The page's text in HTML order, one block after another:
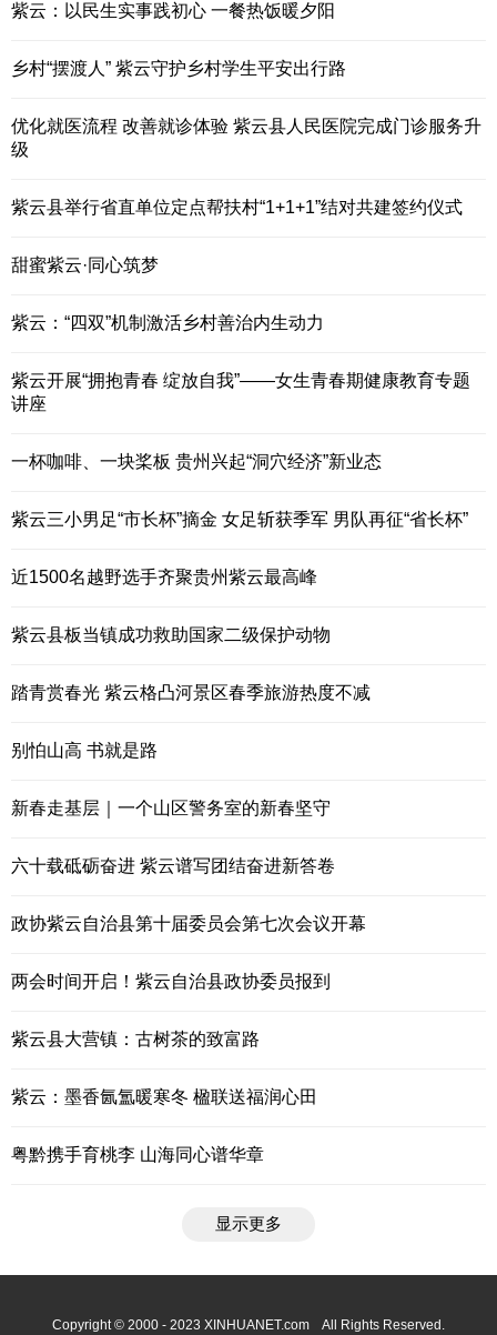
紫云：以民生实事践初心 一餐热饭暖夕阳
乡村“摆渡人” 紫云守护乡村学生平安出行路
优化就医流程 改善就诊体验 紫云县人民医院完成门诊服务升
级
紫云县举行省直单位定点帮扶村“1+1+1”结对共建签约仪式
甜蜜紫云·同心筑梦
紫云：“四双”机制激活乡村善治内生动力
紫云开展“拥抱青春 绽放自我”——女生青春期健康教育专题
讲座
一杯咖啡、一块桨板 贵州兴起“洞穴经济”新业态
紫云三小男足“市长杯”摘金 女足斩获季军 男队再征“省长杯”
近1500名越野选手齐聚贵州紫云最高峰
紫云县板当镇成功救助国家二级保护动物
踏青赏春光 紫云格凸河景区春季旅游热度不减
别怕山高 书就是路
新春走基层｜一个山区警务室的新春坚守
六十载砥砺奋进 紫云谱写团结奋进新答卷
政协紫云自治县第十届委员会第七次会议开幕
两会时间开启！紫云自治县政协委员报到
紫云县大营镇：古树茶的致富路
紫云：墨香氤氲暖寒冬 楹联送福润心田
粤黔携手育桃李 山海同心谱华章
显示更多
Copyright © 2000 - 2023 XINHUANET.com All Rights Reserved.